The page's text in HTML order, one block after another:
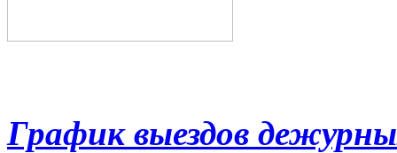
График выездов